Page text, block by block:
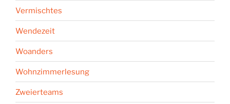
Vermischtes
Wendezeit
Woanders
Wohnzimmerlesung
Zweierteams